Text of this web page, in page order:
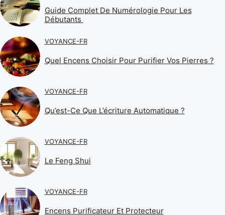
Guide Complet De Numérologie Pour Les
Débutants
VOYANCE-FR
Quel Encens Choisir Pour Purifier Vos Pierres ?
VOYANCE-FR
Qu’est-Ce Que L’écriture Automatique ?
VOYANCE-FR
Le Feng Shui
VOYANCE-FR
Encens Purificateur Et Protecteur